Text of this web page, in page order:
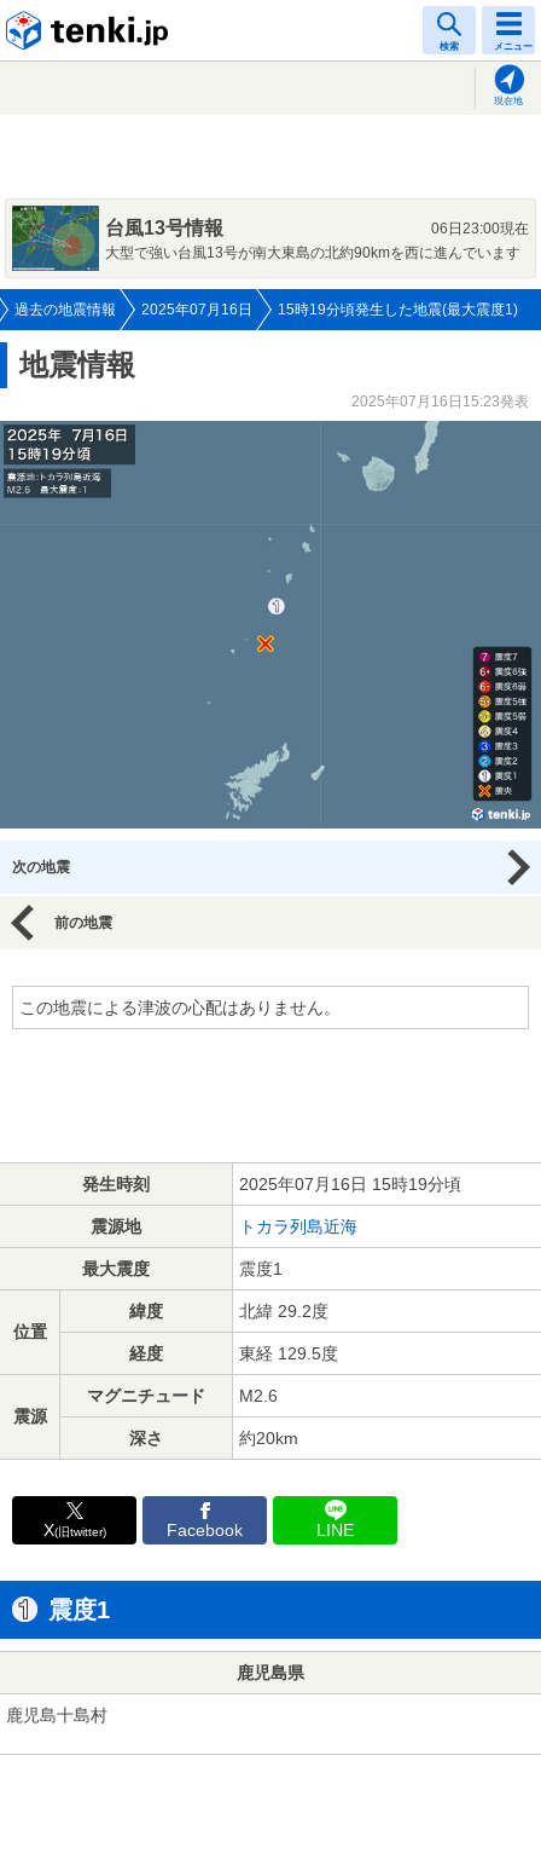
検索 メニュー
現在地
台風13号情報
06日23:00現在
大型で強い台風13号が南大東島の北約90kmを西に進んでいます
過去の地震情報 2025年07月16日 15時19分頃発生した地震(最大震度1)
地震情報
2025年07月16日15:23発表
次の地震
前の地震
この地震による津波の心配はありません。
発生時刻 2025年07月16日 15時19分頃
震源地 トカラ列島近海
最大震度 震度1
位置
緯度 北緯 29.2度
経度 東経 129.5度
震源
マグニチュード M2.6
深さ 約20km
X(旧twitter) Facebook LINE
震度1
鹿児島県
鹿児島十島村